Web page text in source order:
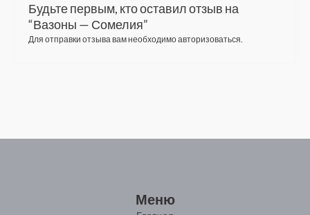
Будьте первым, кто оставил отзыв на
“Вазоны — Сомелия”
Для отправки отзыва вам необходимоавторизоваться
Меню